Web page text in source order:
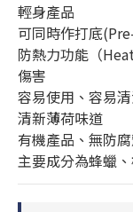
輕身產品
可同時作打底
防熱力功能（
傷害
容易使用、容易
清新薄荷味道
有機產品、無防
主要成分為蜂蠟